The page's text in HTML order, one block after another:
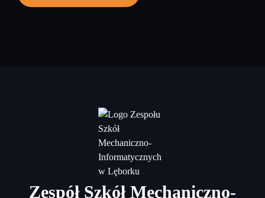
Zespół Szkół Mechaniczno-